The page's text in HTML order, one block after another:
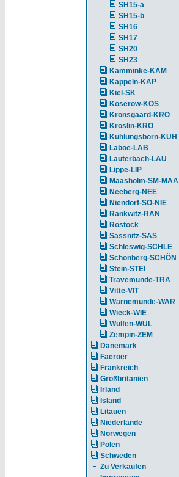
SH15-a
SH15-b
SH16
SH17
SH20
SH23
Kamminke-KAM
Kappeln-KAP
Kiel-SK
Koserow-KOS
Kronsgaard-KRO
Kröslin-KRÖ
Kühlungsborn-KÜH
Laboe-LAB
Lauterbach-LAU
Lippe-LIP
Maasholm-SM-MAA
Neeberg-NEE
Niendorf-SO-NIE
Rankwitz-RAN
Rostock
Sassnitz-SAS
Schleswig-SCHLE
Schönberg-SCHÖN
Stein-STEI
Travemünde-TRA
Vitte-VIT
Warnemünde-WAR
Wieck-WIE
Wulfen-WUL
Zempin-ZEM
Dänemark
Faeroer
Frankreich
Großbritanien
Irland
Island
Litauen
Niederlande
Norwegen
Polen
Schweden
Zu Verkaufen